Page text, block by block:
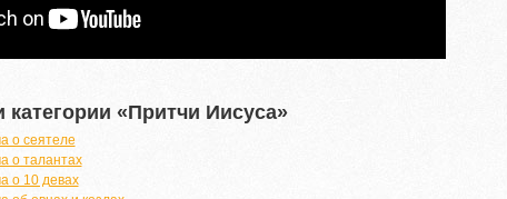
категории «Притчи Иисуса»
о сеятеле
о талантах
о 10 девах